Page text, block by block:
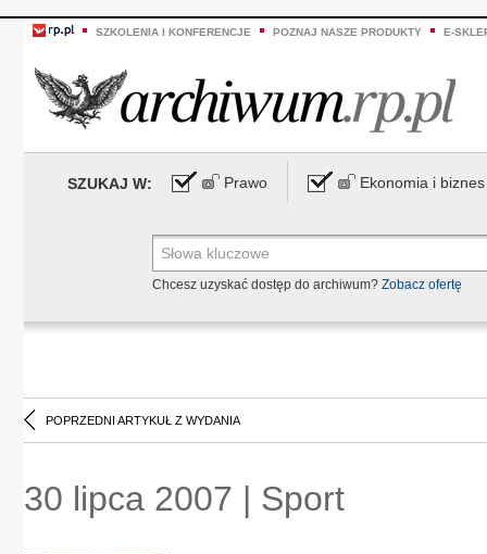
SZKOLENIA I KONFERENCJE POZNAJ NASZE PRODUKTY E-
SZUKAJ W: Prawo Ekonomia i biznes
Chcesz uzyskać dostęp do archiwum? Zobacz ofertę
POPRZEDNI ARTYKUŁ Z WYDANIA
30 lipca 2007 | Sport